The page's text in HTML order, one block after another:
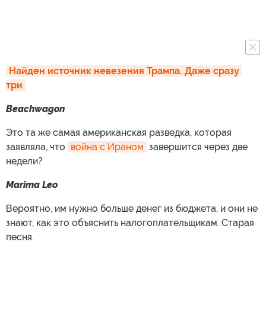
Найден источник невезения Трампа. Даже сразу
три
Beachwagon
Это та же самая американская разведка, которая
заявляла, что война с Ираном завершится через две
недели?
Marima Leo
Вероятно, им нужно больше денег из бюджета, и они не
знают, как это объяснить налогоплательщикам. Старая
песня.